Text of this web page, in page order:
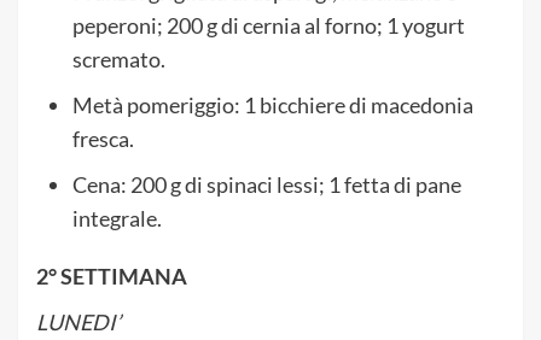
peperoni; 200 g di cernia al forno; 1 yogurt
scremato.
Metà pomeriggio: 1 bicchiere di macedonia
fresca.
Cena: 200 g di spinaci lessi; 1 fetta di pane
integrale.
2° SETTIMANA
LUNEDI’